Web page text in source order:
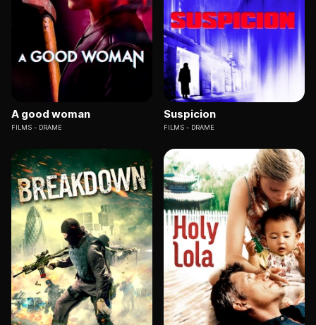
A good woman
FILMS DRAME
Suspicion
FILMS DRAME